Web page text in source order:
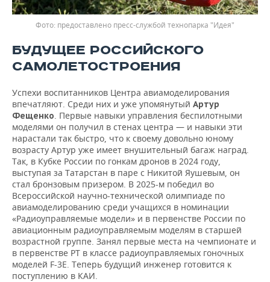
предоставлено пресс-службой технопарка "Идея"
БУДУЩЕЕ РОССИЙСКОГО
САМОЛЕТОСТРОЕНИЯ
Успехи воспитанников Центра авиамоделирования
впечатляют. Среди них и уже упомянутый Артур
Фещенко. Первые навыки управления беспилотными
моделями он получил в стенах центра — и навыки эти
нарастали так быстро, что к своему довольно юному
возрасту Артур уже имеет внушительный багаж наград.
Так, в Кубке России по гонкам дронов в 2024 году,
выступая за Татарстан в паре с Никитой Яушевым, он
стал бронзовым призером. В 2025-м победил во
Всероссийской научно-технической олимпиаде по
авиамоделированию среди учащихся в номинации
«Радиоуправляемые модели» и в первенстве России по
авиационным радиоуправляемым моделям в старшей
возрастной группе. Занял первые места на чемпионате и
в первенстве РТ в классе радиоуправляемых гоночных
моделей F-3E. Теперь будущий инженер готовится к
поступлению в КАИ.